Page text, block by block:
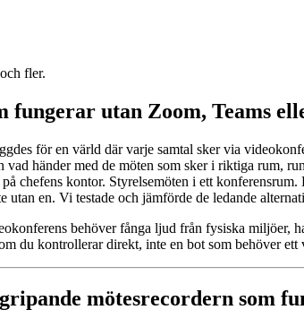
fler.
fungerar utan Zoom, Teams
för en värld där varje samtal sker via
händer med de möten som sker i riktiga rum,
chefens kontor. Styrelsemöten i ett
en. Vi testade och jämförde de ledande
behöver fånga ljud från fysiska
du kontrollerar direkt, inte en bot som behöver
mötesrecordern som